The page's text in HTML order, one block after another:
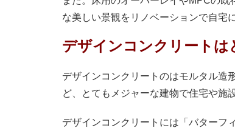
な美しい景観をリノベーションで自宅
デザインコンクリートは
デザインコンクリートのはモルタル造
ど、とてもメジャーな建物で住宅や施
デザインコンクリートには「バターフ